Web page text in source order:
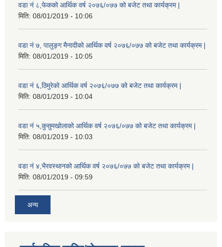
वडा नं ८,फेकको आर्थिक वर्ष २०७६/०७७ को बजेट तथा कार्यक्रम |
मिति: 08/01/2019 - 10:06
वडा नं ७, पालुङ्ग मैनादीको आर्थिक वर्ष २०७६/०७७ को बजेट तथा कार्यक्रम |
मिति: 08/01/2019 - 10:05
वडा नं ६,ठिमुरेको आर्थिक वर्ष २०७६/०७७ को बजेट तथा कार्यक्रम |
मिति: 08/01/2019 - 10:04
वडा नं ५,कुसुमखोलाको आर्थिक वर्ष २०७६/०७७ को बजेट तथा कार्यक्रम |
मिति: 08/01/2019 - 10:03
वडा नं ४,भैरवस्थानको आर्थिक वर्ष २०७६/०७७ को बजेट तथा कार्यक्रम |
मिति: 08/01/2019 - 09:59
अन्य